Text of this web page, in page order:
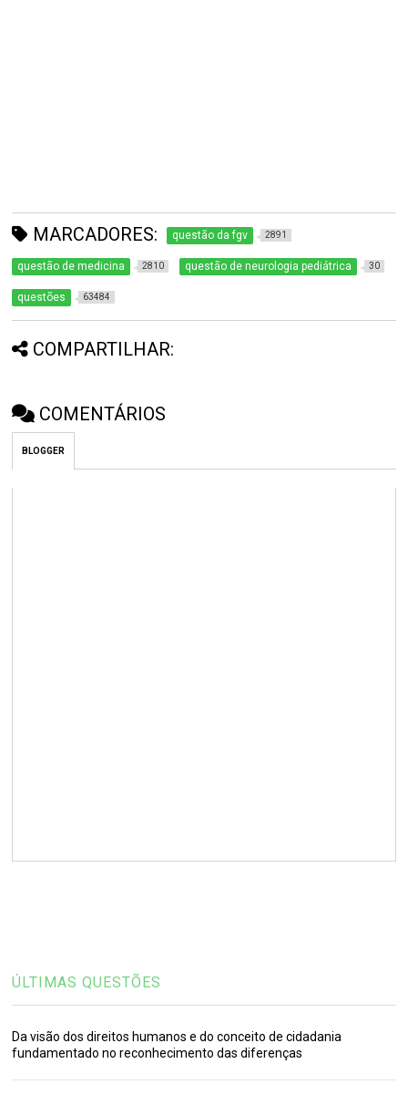
MARCADORES: questão da fgv 2891
questão de medicina 2810 questão de neurologia pediátrica 30
questões 63484
COMPARTILHAR:
COMENTÁRIOS
BLOGGER
ÚLTIMAS QUESTÕES
Da visão dos direitos humanos e do conceito de cidadania
fundamentado no reconhecimento das diferenças